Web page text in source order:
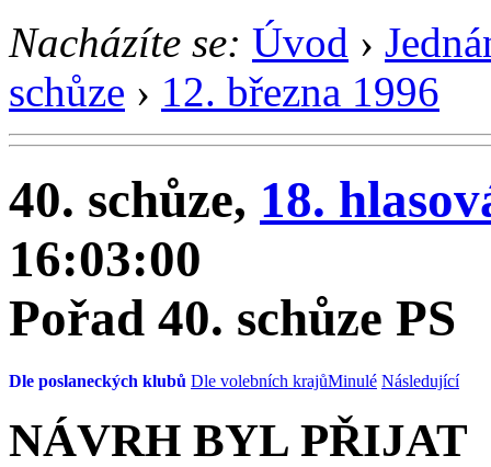
Nacházíte se: Úvod ›
schůze › 12. března 1996
40. schůze, 18.
16:03:00
Pořad 40. schůze PS
Dle poslaneckých klubů Dle volebních krajůMinulé Následující
NÁVRH BYL PŘIJAT